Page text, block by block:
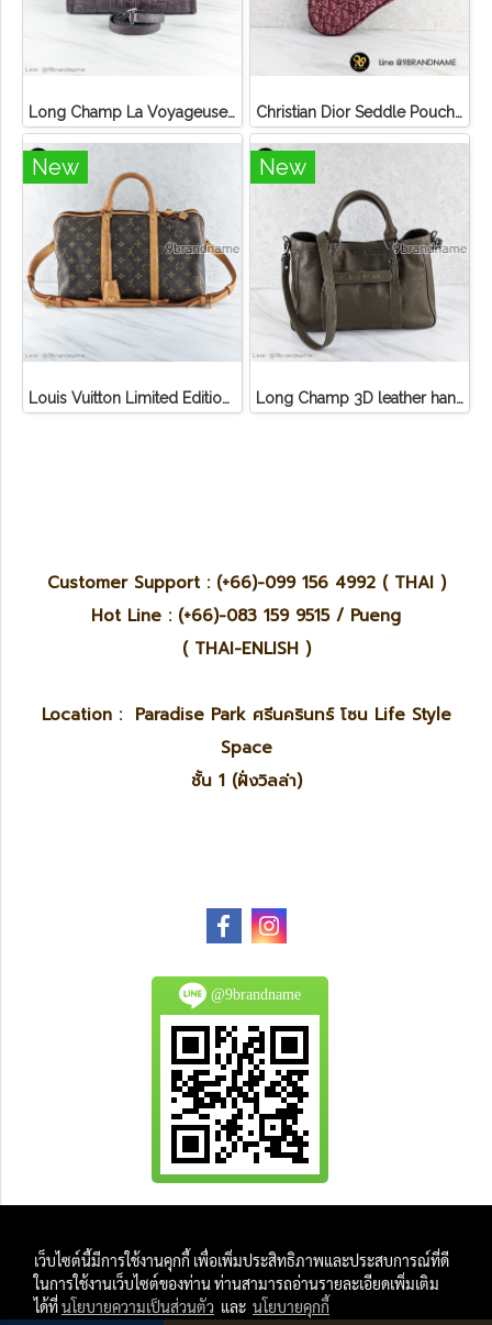
Long Champ La Voyageuse Bag Leather Christian Dior Seddle Pouch Accessory Hand Bag
New
Louis Vuitton Limited Edition Monogram Canvas Sofia Coppola SC Bag
New
Long Champ 3D leather handbag
Customer Support : (+66)-099 156 4992 ( THAI )
Hot Line : (+66)-083 159 9515 / Pueng
( THAI-ENLISH )
Location : Paradise Park ศรีนครินทร์ โซน Life Style
Space
ชั้น 1 (ฝั่งวิลล่า)
@9brandname
And
All Photo in this website were taken by
เว็บไซต์นี้มีการใช้งานคุกกี้ เพื่อเพิ่มประสิทธิภาพและประสบการณ์ที่ดี
ในการใช้งานเว็บไซต์ของท่าน ท่านสามารถอ่านรายละเอียดเพิ่มเติม
ได้ที่นโยบายความเป็นส่วนตัว และ นโยบายคุกกี้